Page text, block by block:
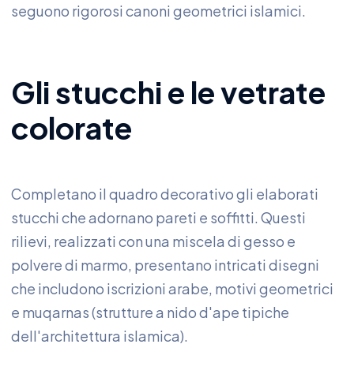
seguono rigorosi canoni geometrici islamici.
Gli stucchi e le vetrate
colorate
Completano il quadro decorativo gli elaborati
stucchi che adornano pareti e soffitti. Questi
rilievi, realizzati con una miscela di gesso e
polvere di marmo, presentano intricati disegni
che includono iscrizioni arabe, motivi geometrici
e muqarnas (strutture a nido d'ape tipiche
dell'architettura islamica).